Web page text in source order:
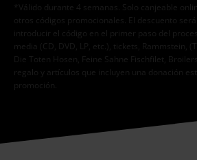
*Válido durante 4 semanas. Solo canjeable
otros códigos promocionales. El descuento
introducir el código en el primer paso del
media (CD, DVD, LP, etc.), tickets, Rammstein,
Die Toten Hosen, Feine Sahne Fischfilet,
regalo y artículos que incluyen una donación
promoción.